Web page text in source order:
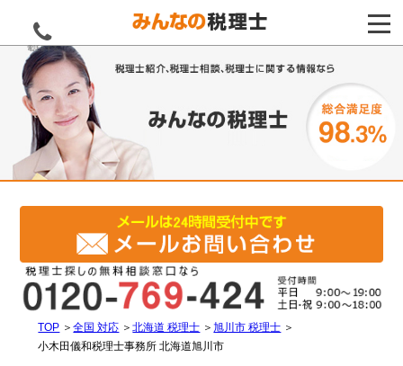
電話をする
TOP ＞全国 対応 ＞北海道 税理士 ＞旭川市 税理士 ＞
小木田儀和税理士事務所 北海道旭川市